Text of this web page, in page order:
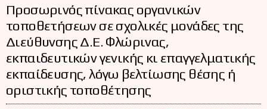
Προσωρινός πίνακας οργανικών
τοποθετήσεων σε σχολικές μονάδες της
Διεύθυνσης Δ.Ε. Φλώρινας,
εκπαιδευτικών γενικής κι επαγγελματικής
εκπαίδευσης, λόγω βελτίωσης θέσης ή
οριστικής τοποθέτησης